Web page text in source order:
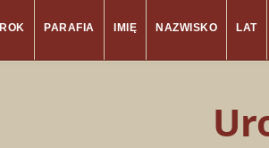
ROK PARAFIA IMIĘ NAZWISKO LAT